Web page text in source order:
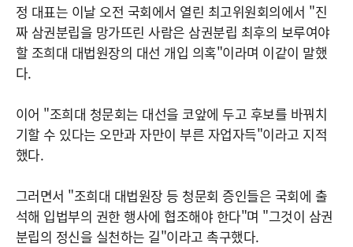
정 대표는 이날 오전 국회에서 열린 최고위원회의에서 "진
짜 삼권분립을 망가뜨린 사람은 삼권분립 최후의 보루여야
할 조희대 대법원장의 대선 개입 의혹"이라며 이같이 말했
다.
이어 "조희대 청문회는 대선을 코앞에 두고 후보를 바꿔치
기할 수 있다는 오만과 자만이 부른 자업자득"이라고 지적
했다.
그러면서 "조희대 대법원장 등 청문회 증인들은 국회에 출
석해 입법부의 권한 행사에 협조해야 한다"며 "그것이 삼권
분립의 정신을 실천하는 길"이라고 촉구했다.